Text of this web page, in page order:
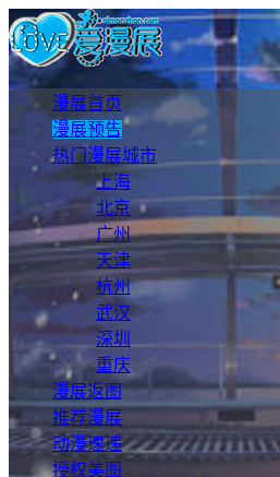
漫展首页
漫展预告
热门漫展城市
上海
北京
广州
天津
杭州
武汉
深圳
重庆
漫展返图
推荐漫展
动漫速递
授权美图